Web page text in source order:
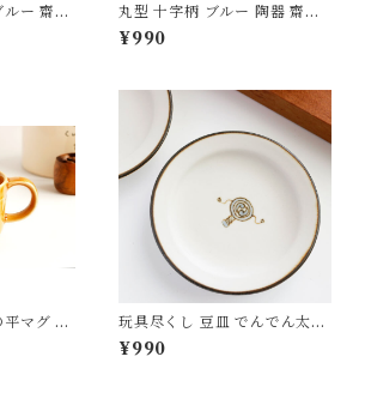
ー 齋藤
丸型 十字柄 ブルー 陶器 齋藤
奈月
¥990
マグ 磁
玩具尽くし 豆皿 でんでん太鼓
磁器 すこし屋
¥990